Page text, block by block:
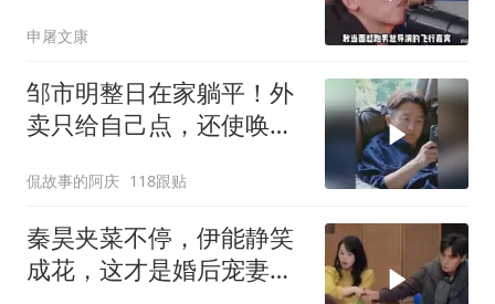
申屠文康
邹市明整日在家躺平！外
卖只给自己点，还使唤冉
侃故事的阿庆 118跟贴
秦昊夹菜不停，伊能静笑
成花，这才是婚后宠妻标